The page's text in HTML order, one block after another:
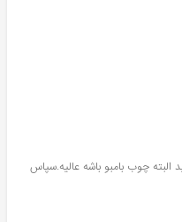
چوب بامبو باشه عالیه.سپاس